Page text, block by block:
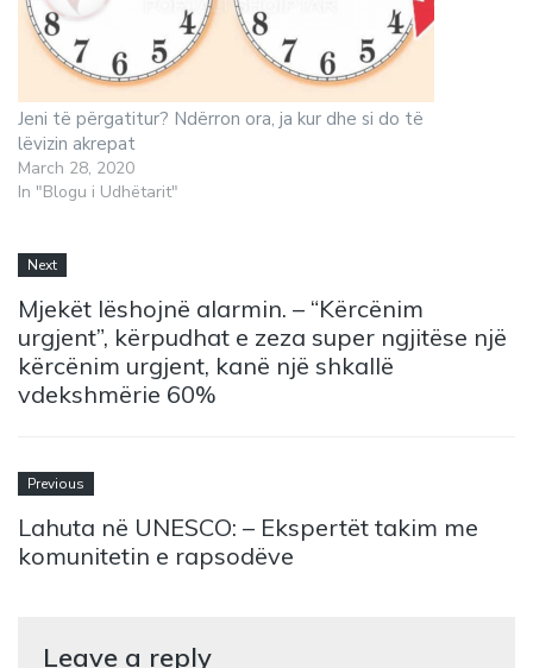
Jeni të përgatitur? Ndërron ora, ja kur dhe si do të
lëvizin akrepat
March 28, 2020
In "Blogu i Udhëtarit"
Next
Mjekët lëshojnë alarmin. – “Kërcënim
urgjent”, kërpudhat e zeza super ngjitëse një
kërcënim urgjent, kanë një shkallë
vdekshmërie 60%
Previous
Lahuta në UNESCO: – Ekspertët takim me
komunitetin e rapsodëve
Leave a reply